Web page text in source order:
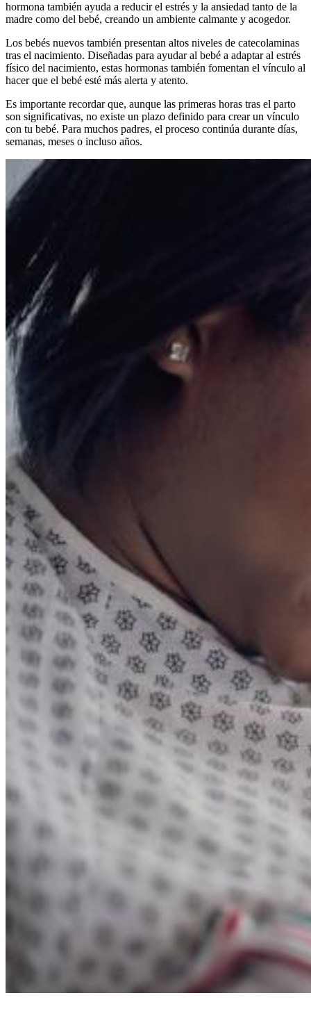
hormona también ayuda a reducir el estrés y la ansiedad tanto de la
madre como del bebé, creando un ambiente calmante y acogedor.
Los bebés nuevos también presentan altos niveles de catecolaminas
tras el nacimiento. Diseñadas para ayudar al bebé a adaptar al estrés
físico del nacimiento, estas hormonas también fomentan el vínculo al
hacer que el bebé esté más alerta y atento.
Es importante recordar que, aunque las primeras horas tras el parto
son significativas, no existe un plazo definido para crear un vínculo
con tu bebé. Para muchos padres, el proceso continúa durante días,
semanas, meses o incluso años.